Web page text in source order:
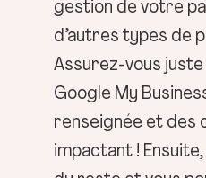
gestion de votre
d’autres types de
Assurez-vous juste
Google My
renseignée et des
impactant !